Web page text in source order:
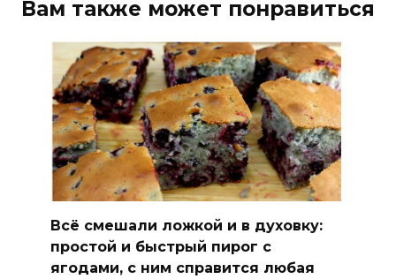
Вам также может понравиться
Всё смешали ложкой и в духовку:
простой и быстрый пирог с
ягодами, с ним справится любая